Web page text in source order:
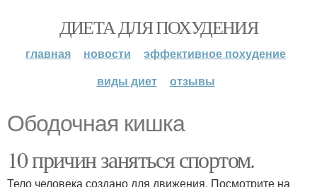
ДИЕТА ДЛЯ ПОХУДЕНИЯ
главная новости
эффективное похудение
виды диет
отзывы
Ободочная кишка
10 причин заняться спортом.
Тело человека создано для движения. Посмотрите на